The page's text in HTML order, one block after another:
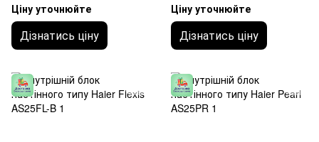
Ціну уточнюйте
Дізнатись ціну
Ціну уточнюйте
Дізнатись ціну